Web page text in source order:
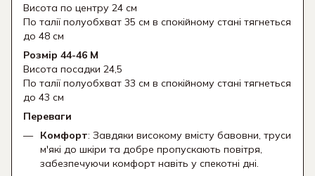
Висота по центру 24 см
По талії полуобхват 35 см в спокійному стані тягнеться
до 48 см
Розмір 44-46 М
Висота посадки 24,5
По талії полуобхват 33 см в спокійному стані тягнеться
до 43 см
Переваги
Комфорт: Завдяки високому вмісту бавовни, труси
м'які до шкіри та добре пропускають повітря,
забезпечуючи комфорт навіть у спекотні дні.